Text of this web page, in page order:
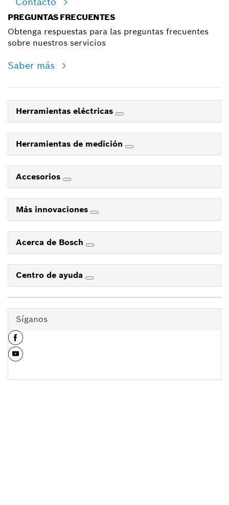
PREGUNTAS FRECUENTES
Obtenga respuestas para las preguntas frecuentes
sobre nuestros servicios
Saber más
Herramientas eléctricas
Herramientas de medición
Accesorios
Más innovaciones
Acerca de Bosch
Centro de ayuda
Síganos